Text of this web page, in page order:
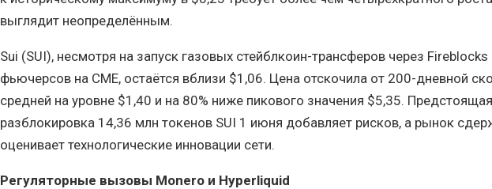
выглядит неопределённым.
Sui (SUI), несмотря на запуск газовых стейблкоин-трансферов через Fireblocks
фьючерсов на CME, остаётся вблизи $1,06. Цена отскочила от 200-дневной
средней на уровне $1,40 и на 80% ниже пикового значения $5,35. Предстоящая
разблокировка 14,36 млн токенов SUI 1 июня добавляет рисков, а рынок
оценивает технологические инновации сети.
Регуляторные вызовы Monero и Hyperliquid